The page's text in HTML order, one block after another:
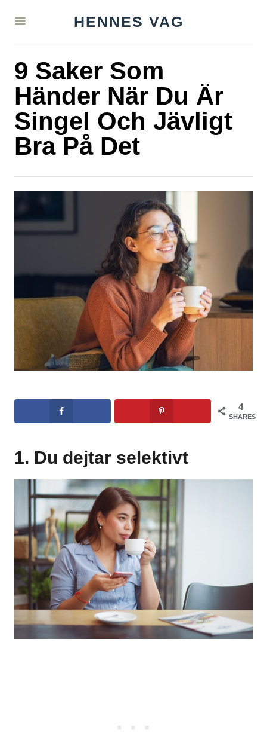
HENNES VAG
9 Saker Som
Händer När Du Är
Singel Och Jävligt
Bra På Det
4
SHARES
1. Du dejtar selektivt